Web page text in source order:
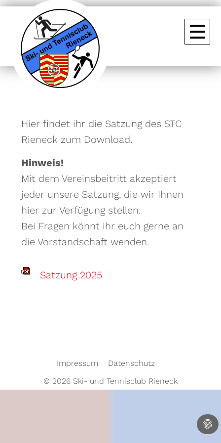
Hier findet ihr die Satzung des STC
Rieneck zum Download.
Hinweis!
Mit dem Vereinsbeitritt akzeptiert
jeder unsere Satzung, die wir Ihnen
hier zur Verfügung stellen.
Bei Fragen könnt ihr euch gerne an
die Vorstandschaft wenden.
Satzung 2025
Impressum
Datenschutz
© 2026 Ski- und Tennisclub Rieneck